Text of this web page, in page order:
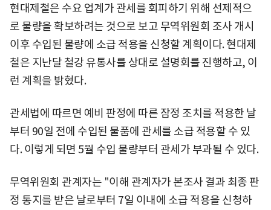
현대제철은 수요 업계가 관세를 회피하기 위해 선제적으
로 물량을 확보하려는 것으로 보고 무역위원회 조사 개시
이후 수입된 물량에 소급 적용을 신청할 계획이다. 현대제
철은 지난달 철강 유통사를 상대로 설명회를 진행하고, 이
런 계획을 밝혔다.
관세법에 따르면 예비 판정에 따른 잠정 조치를 적용한 날
부터 90일 전에 수입된 물품에 관세를 소급 적용할 수 있
다. 이렇게 되면 5월 수입 물량부터 관세가 부과될 수 있다.
무역위원회 관계자는 "이해 관계자가 본조사 결과 최종 판
정 통지를 받은 날로부터 7일 이내에 소급 적용을 신청하